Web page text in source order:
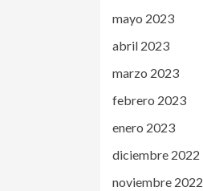
mayo 2023
abril 2023
marzo 2023
febrero 2023
enero 2023
diciembre 2022
noviembre 2022